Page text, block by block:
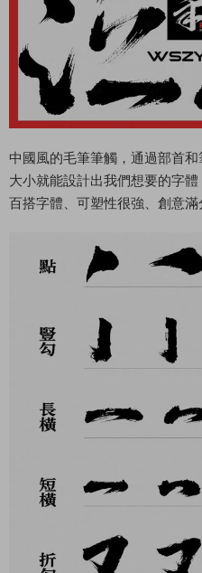
中國風的毛筆筆觸，通過部首和
大小就能設計出我們想要的字
百搭字體、可塑性很強、創意滿